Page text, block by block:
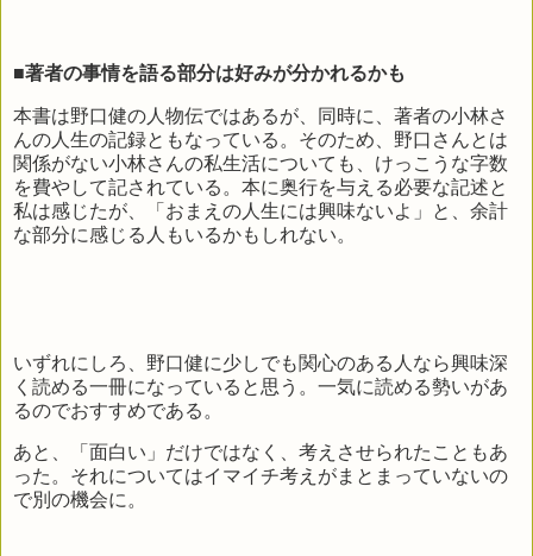
■著者の事情を語る部分は好みが分かれるかも
本書は野口健の人物伝ではあるが、同時に、著者の小林さ
んの人生の記録ともなっている。そのため、野口さんとは
関係がない小林さんの私生活についても、けっこうな字数
を費やして記されている。本に奥行を与える必要な記述と
私は感じたが、「おまえの人生には興味ないよ」と、余計
な部分に感じる人もいるかもしれない。
いずれにしろ、野口健に少しでも関心のある人なら興味深
く読める一冊になっていると思う。一気に読める勢いがあ
るのでおすすめである。
あと、「面白い」だけではなく、考えさせられたこともあ
った。それについてはイマイチ考えがまとまっていないの
で別の機会に。